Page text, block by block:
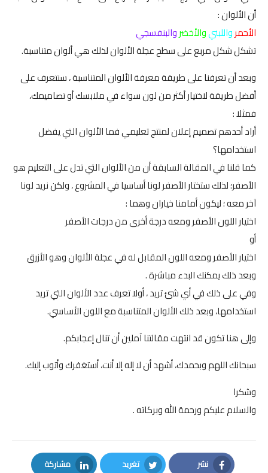
أن الألوان :
الأحمرواللبنيوالأخضروالبنفسجي
تشكل شكل مربع على سطح عجلة الألوان لذلك هي ألوان متناسبة.
وبعد أن تعرفنا على طريقة معرفة الألوان المتناسبة ، سنتعرف على
أفضل طريقة لاختيار أكثر من لون سواء في ملابسك أو تصاميمك،
فمثلا :
أراد أحدهم تصميم إعلان لمنتج تعليمي فما الألوان التي يفضل
استخدامها؟
كما قلنا في المقالة السابقة أن من الألوان التي تدل على التعليم هو
الأصفر؛ لذلك ستختار الأصفر لونا أساسيا في المشروع ، ولكن نريد لونا
آخر معه ؛ ليكون أمامنا خياران وهما :
اختيار اللون الأصفر ومعه درجة أخرى من درجات الأصفر
أو
اختيار الأصفر ومعه اللون المقابل له في عجلة الألوان وهو الأزرق
وبعد ذلك يمكنك البدء مباشرة .
وفي على ذلك في أي شئ تريد ، أولا تعرف عدد الألوان التي تريد
استخدامها، وبعد ذلك الألوان المتناسبة مع اللون الأساسي.
وإلى هنا تكون قد انتهت مقالتنا آملين أن تنال إعجابكم.
سبحانك اللهم وبحمدك، أشهد أن لا إله إلا أنت، أستغفرك وأتوب إليك.
وشكرا
والسلام عليكم ورحمة الله وبركاته .
نشر تغريد مشاركة